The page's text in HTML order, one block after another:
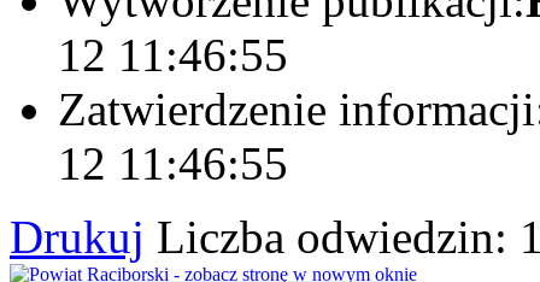
12 11:46:55
Zatwierdzenie
12 11:46:55
Drukuj Liczba odwiedzin: